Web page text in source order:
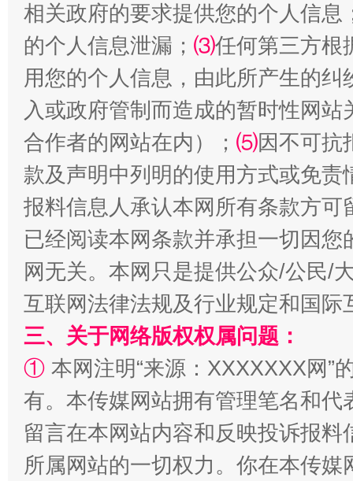
揭批美国五大"原罪" "
解纷+调解+退费，一次搞定
相关政府的要求提供您的个人信息
的个人信息泄漏； ⑶任何第三方根
用您的个人信息，由此所产生的纠
入或政府管制而造成的暂时性网
合作者的网站在内）； ⑸因不可抗
款及声明中列明的使用方式或免责
报料信息人承认本网所有条款方
已经阅读本网条款并承担一切因
网无关。本网只是提供公众/公民/
互联网法律法规及行业规定和国
三、关于网络版权权属问题：
① 本网注明“来源：XXXXXXX网”
有。本传媒网站拥有管理笔名和
留言在本网站内容和反映投诉报
所属网站的一切权力。你在本传